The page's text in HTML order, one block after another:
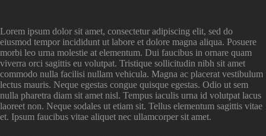
Lorem ipsum dolor sit amet, consectetur adipiscing elit, sed do
eiusmod tempor incididunt ut labore et dolore magna aliqua. Posuere
morbi leo urna molestie at elementum. Dui faucibus in ornare quam
viverra orci sagittis eu volutpat. Tristique sollicitudin nibh sit amet
commodo nulla facilisi nullam vehicula. Magna ac placerat vestibulum
lectus mauris. Neque egestas congue quisque egestas. Odio ut sem
nulla pharetra diam sit amet nisl. Tempus iaculis urna id volutpat lacus
laoreet non. Neque sodales ut etiam sit. Tellus elementum sagittis vitae
et. Ipsum faucibus vitae aliquet nec ullamcorper sit amet.